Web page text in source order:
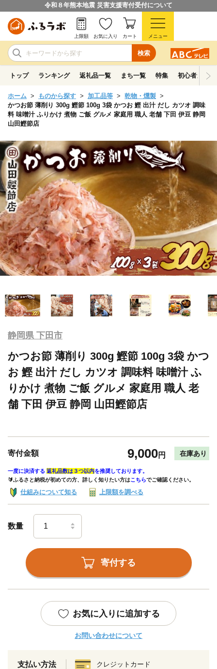
令和８年熊本地震 災害支援寄付受付について
検索
上限額 お気に入り カート メニュー
トップ ランキング 返礼品一覧 まち一覧 特集 初心者ガイド
ホーム ものから探す 加工品等
乾物・燻製
かつお節 薄削り 300g 鰹節 100g 3袋 かつお 鰹 出汁 だし カツオ 調味
料 味噌汁 ふりかけ 煮物 ご飯 グルメ 家庭用 職人 老舗 下田 伊豆 静岡
山田鰹節店
静岡県 下田市
かつお節 薄削り 300g 鰹節 100g 3袋 かつ
お 鰹 出汁 だし カツオ 調味料 味噌汁 ふ
りかけ 煮物 ご飯 グルメ 家庭用 職人 老
舗 下田 伊豆 静岡 山田鰹節店
寄付金額 9,000円 在庫あり
一度に決済する 返礼品数は３つ以内を推奨しております。
🔰ふるさと納税が初めての方、詳しく知りたい方はこちらでご確認ください。
仕組みについて知る 上限額を調べる
数量
寄付する
お気に入りに追加する
お問い合わせについて
支払い方法 クレジットカード